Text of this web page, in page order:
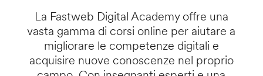
La Fastweb Digital Academy offre una
vasta gamma di corsi online per aiutare a
migliorare le competenze digitali e
acquisire nuove conoscenze nel proprio